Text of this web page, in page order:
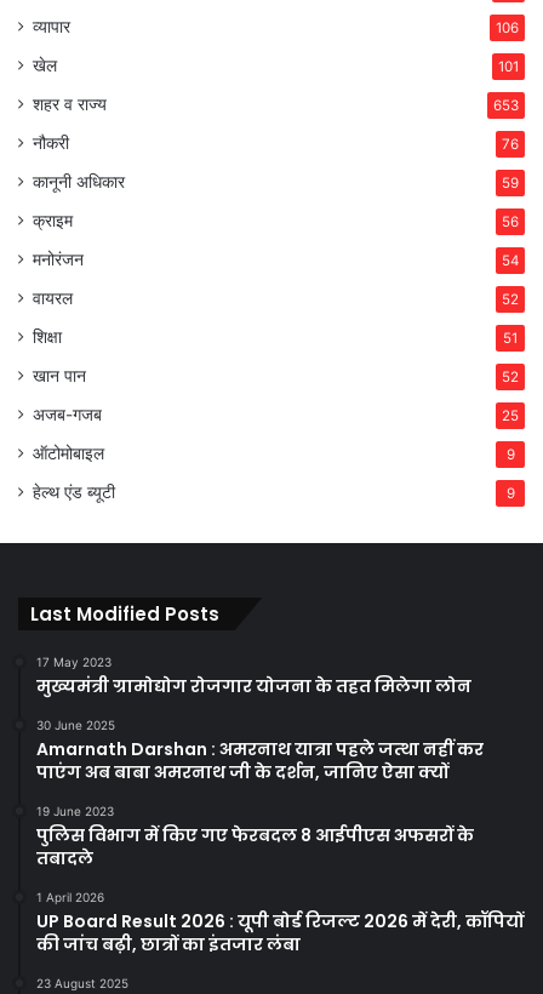
व्यापार 106
खेल 101
शहर व राज्य 653
नौकरी 76
कानूनी अधिकार 59
क्राइम 56
मनोरंजन 54
वायरल 52
शिक्षा 51
खान पान 52
अजब-गजब 25
ऑटोमोबाइल 9
हेल्थ एंड ब्यूटी 9
Last Modified Posts
17 May 2023
मुख्यमंत्री ग्रामोद्योग रोजगार योजना के तहत मिलेगा लोन
30 June 2025
Amarnath Darshan : अमरनाथ यात्रा पहले जत्था नहीं कर
पाएंग अब बाबा अमरनाथ जी के दर्शन, जानिए ऐसा क्यों
19 June 2023
पुलिस विभाग में किए गए फेरबदल 8 आईपीएस अफसरों के
तबादले
1 April 2026
UP Board Result 2026 : यूपी बोर्ड रिजल्ट 2026 में देरी, कॉपियों
की जांच बढ़ी, छात्रों का इंतजार लंबा
23 August 2025